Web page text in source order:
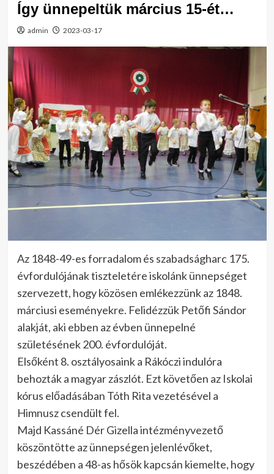
Így ünnepeltük március 15-ét…
admin 2023-03-17
Az 1848-49-es forradalom és szabadságharc 175.
évfordulójának tiszteletére iskolánk ünnepséget
szervezett, hogy közösen emlékezzünk az 1848.
márciusi eseményekre. Felidézzük Petőfi Sándor
alakját, aki ebben az évben ünnepelné
születésének 200. évfordulóját.
Elsőként 8. osztályosaink a Rákóczi indulóra
behozták a magyar zászlót. Ezt követően az Iskolai
kórus előadásában Tóth Rita vezetésével a
Himnusz csendült fel.
Majd Kassáné Dér Gizella intézményvezető
köszöntötte az ünnepségen jelenlévőket,
beszédében a 48-as hősök kapcsán kiemelte, hogy